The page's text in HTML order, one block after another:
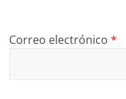
Correo electrónico*